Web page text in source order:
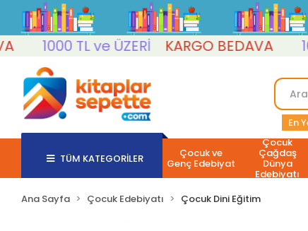
1000 TL ve ÜZERİ
KARGO BEDAVA
En
TÜM KATEGORİLER Çocuk ve
Genç Edebiyat
Çocuk
Çağdaş
Dünya
Edebiyatı
Ana Sayfa Çocuk Edebiyatı Çocuk Dini Eğitim